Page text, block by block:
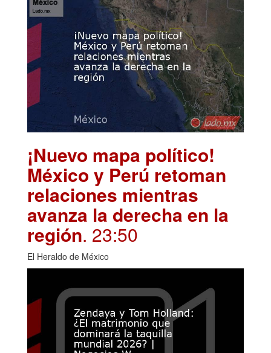
¡Nuevo mapa político!
México y Perú retoman
relaciones mientras
avanza la derecha en la
región. 23:50
El Heraldo de México